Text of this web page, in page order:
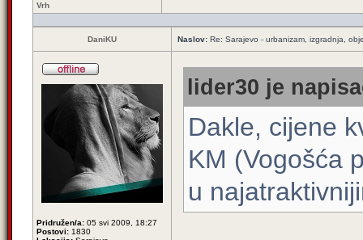
Vrh
DaniKU Naslov: Re: Sarajevo - urbanizam, izgradnja,
Pridružen/a: 05 svi 2009, 18:27
Postovi: 1830
lider30 je
Dakle, cijene
KM (Vogošća
u